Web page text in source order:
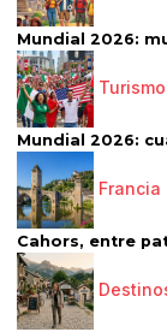
Mundial 2026:
Turismo
Mundial 2026:
Francia
Cahors, entre